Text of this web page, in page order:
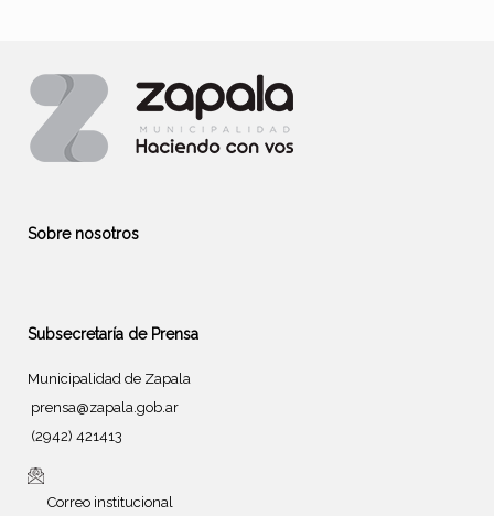
Sobre nosotros
Subsecretaría de Prensa
Municipalidad de Zapala
prensa@zapala.gob.ar
(2942) 421413
Correo institucional